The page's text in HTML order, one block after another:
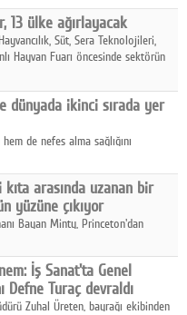
açıklıyor.
13 ülke ağırlayacak
Süt, Sera Teknolojileri,
Hayvan Fuarı öncesinde sektörün
dünyada ikinci sırada yer
de nefes alma sağlığını
kıta arasında uzanan bir
yüzüne çıkıyor
Bayan Minty, Princeton'dan
İş Sanat'ta Genel
Defne Turaç devraldı
Zuhal Üreten, bayrağı ekibinden